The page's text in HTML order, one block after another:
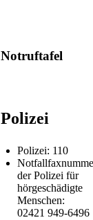
Notruftafel
Polizei
Polizei: 110
der Polizei für
hörgeschädigte
Menschen:
02421 949-6496